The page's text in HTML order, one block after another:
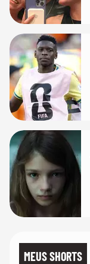
MEUS SHORTS